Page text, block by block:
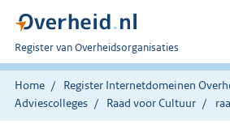
U
bent
nu
hier:
Register van Overheidsorganisaties
Home
Register Internetdomeinen
Adviescolleges
Raad voor Cultuur